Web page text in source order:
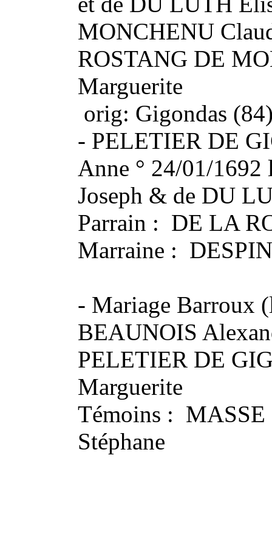
MONCHENU
ROSTANG DE
Marguerite
orig: Gigondas
- PELETIER DE
Anne ° 24/01/
Joseph & de DU
Parrain : DE LA
Marraine :
- Mariage Barroux
BEAUNOIS
PELETIER DE
Marguerite
Témoins : MASSE
Stéphane